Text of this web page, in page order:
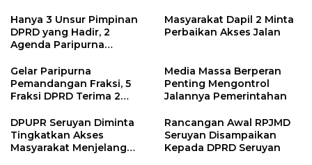
2024
Hanya 3 Unsur Pimpinan
DPRD yang Hadir, 2
Agenda Paripurna
Masyarakat Dapil 2 Minta
Perbaikan Akses Jalan
Gelar Paripurna
Pemandangan Fraksi, 5
Fraksi DPRD Terima 2
Media Massa Berperan
Penting Mengontrol
Jalannya Pemerintahan
DPUPR Seruyan Diminta
Tingkatkan Akses
Masyarakat Menjelang
Rancangan Awal RPJMD
Seruyan Disampaikan
Kepada DPRD Seruyan